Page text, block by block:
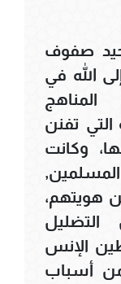
صفوف
الله في
التي تفنن
وكانت
هويتهم،
الإنس
أسباب